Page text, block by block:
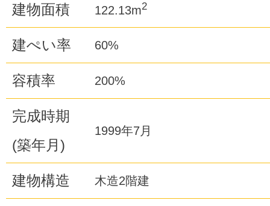
建物面積 122.13m2
建ぺい率 60%
容積率 200%
完成時期
(築年月)
1999年7月
建物構造 木造2階建